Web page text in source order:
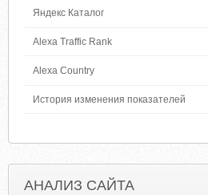
Яндекс Каталог
Alexa Traffic Rank
Alexa Country
История изменения показателей
АНАЛИЗ САЙТА